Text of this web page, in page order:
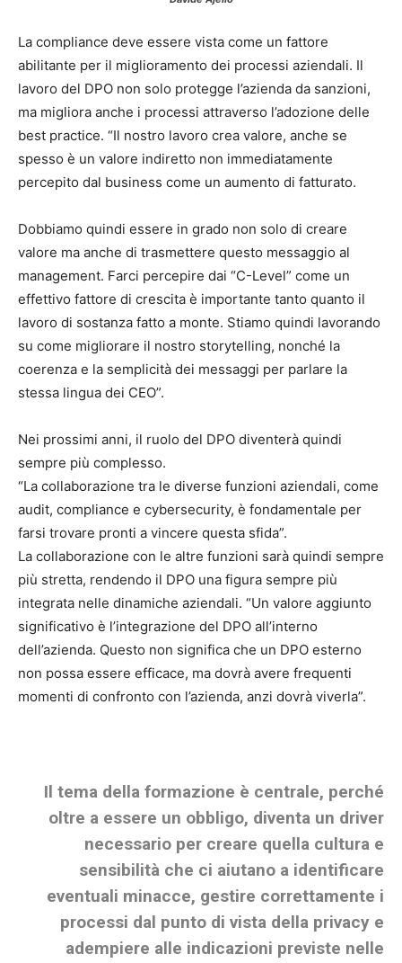
La compliance deve essere vista come un fattore
abilitante per il miglioramento dei processi aziendali. Il
lavoro del DPO non solo protegge l’azienda da sanzioni,
ma migliora anche i processi attraverso l’adozione delle
best practice. “Il nostro lavoro crea valore, anche se
spesso è un valore indiretto non immediatamente
percepito dal business come un aumento di fatturato.
Dobbiamo quindi essere in grado non solo di creare
valore ma anche di trasmettere questo messaggio al
management. Farci percepire dai “C-Level” come un
effettivo fattore di crescita è importante tanto quanto il
lavoro di sostanza fatto a monte. Stiamo quindi lavorando
su come migliorare il nostro storytelling, nonché la
coerenza e la semplicità dei messaggi per parlare la
stessa lingua dei CEO”.
Nei prossimi anni, il ruolo del DPO diventerà quindi
sempre più complesso.
“La collaborazione tra le diverse funzioni aziendali, come
audit, compliance e cybersecurity, è fondamentale per
farsi trovare pronti a vincere questa sfida”.
La collaborazione con le altre funzioni sarà quindi sempre
più stretta, rendendo il DPO una figura sempre più
integrata nelle dinamiche aziendali. “Un valore aggiunto
significativo è l’integrazione del DPO all’interno
dell’azienda. Questo non significa che un DPO esterno
non possa essere efficace, ma dovrà avere frequenti
momenti di confronto con l’azienda, anzi dovrà viverla”.
Il tema della formazione è centrale, perché
oltre a essere un obbligo, diventa un driver
necessario per creare quella cultura e
sensibilità che ci aiutano a identificare
eventuali minacce, gestire correttamente i
processi dal punto di vista della privacy e
adempiere alle indicazioni previste nelle